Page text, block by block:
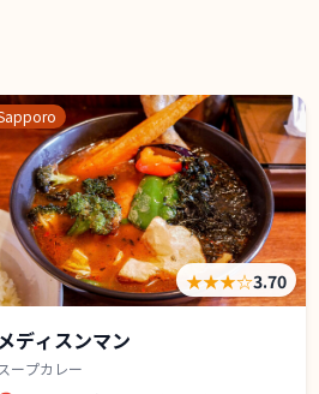
★★★☆3.70
ディスンマン
スープカレー